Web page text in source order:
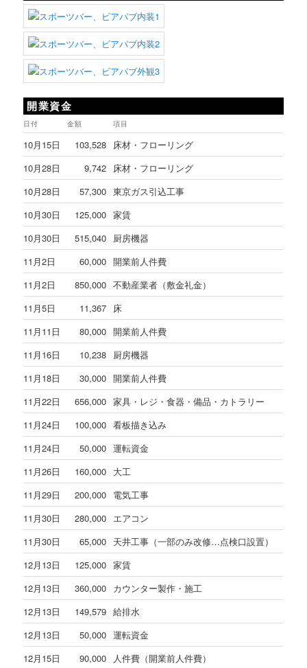
開業資金
日付 金額 項目
10月15日 103,528 床材・フローリング
10月28日
9,742 床材・フローリング
10月28日
57,300 東京ガス引込工事
10月30日
125,000 家賃
10月30日
515,040 厨房機器
11月2日
60,000 開業前人件費
11月2日
850,000 不動産業者（敷金礼金）
11月5日
11,367 床
11月11日
80,000 開業前人件費
11月16日
10,238 厨房機器
11月18日
30,000 開業前人件費
11月22日
656,000 家具・レジ・食器・備品・カトラリー
11月24日
100,000 看板描き込み
11月24日
50,000 運転資金
11月26日
160,000 大工
11月29日
200,000 電気工事
11月30日
280,000 エアコン
11月30日
65,000 天井工事（一部のみ改修…点検口設置）
12月13日
125,000 家賃
12月13日
360,000 カウンター製作・施工
12月13日
149,579 給排水
12月13日
50,000 運転資金
12月15日
90,000
人件費（開業前人件費）